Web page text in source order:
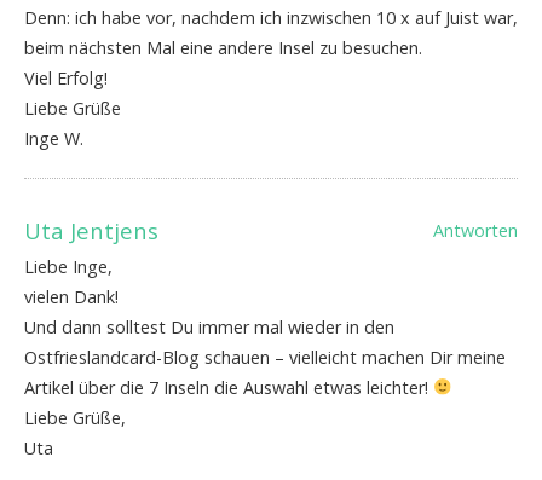
Denn: ich habe vor, nachdem ich inzwischen 10 x auf Juist war,
beim nächsten Mal eine andere Insel zu besuchen.
Viel Erfolg!
Liebe Grüße
Inge W.
Uta Jentjens
Antworten
Liebe Inge,
vielen Dank!
Und dann solltest Du immer mal wieder in den
Ostfrieslandcard-Blog schauen – vielleicht machen Dir meine
Artikel über die 7 Inseln die Auswahl etwas leichter!
Liebe Grüße,
Uta